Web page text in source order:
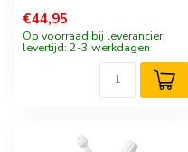
€44,95
Op voorraad bij leverancier,
levertijd: 2-3 werkdagen